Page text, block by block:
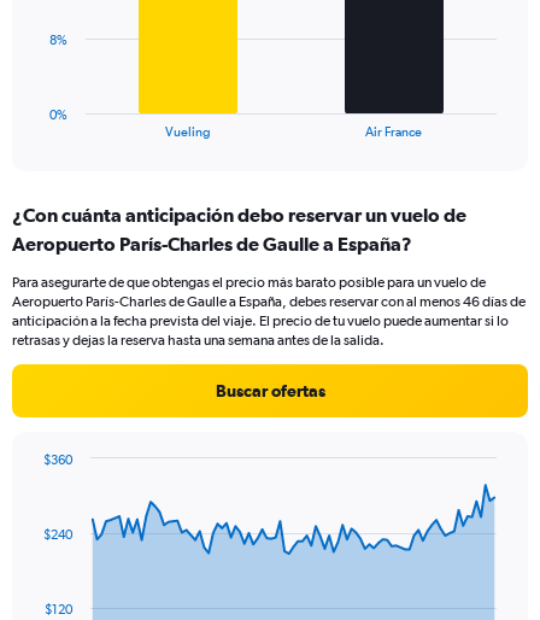
The
Range:
2
The
chart
has
1
values.
Range:
24.
Vueling Air France
0%
8%
¿Con cuánta anticipación debo reservar un vuelo de
Aeropuerto París-Charles de Gaulle a España?
Para asegurarte de que obtengas el precio más barato posible para un vuelo de
Aeropuerto París-Charles de Gaulle a España, debes reservar con al menos 46 días de
anticipación a la fecha prevista del viaje. El precio de tu vuelo puede aumentar si lo
retrasas y dejas la reserva hasta una semana antes de la salida.
Buscar ofertas
data
The
$120
$240
$360